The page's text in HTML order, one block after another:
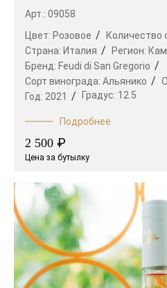
Арт.: 09058
Цвет: Розовое Количество
Страна: Италия Регион:
Бренд: Feudi di San Gregorio
Сорт винограда: Альянико
Год: 2021 Градус: 12.5
Подробнее
2 500 ₽
Цена за бутылку